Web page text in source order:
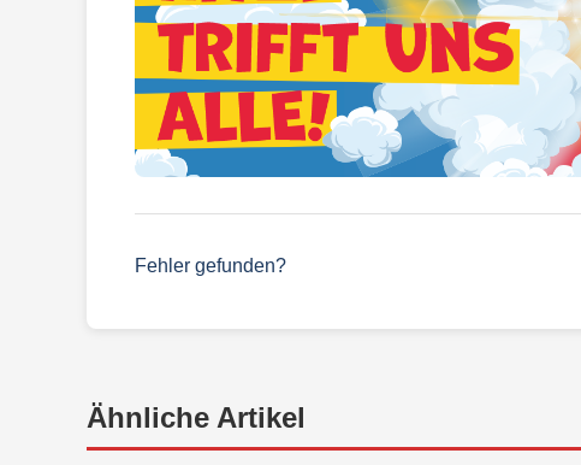
Fehler gefunden?
Ähnliche Artikel